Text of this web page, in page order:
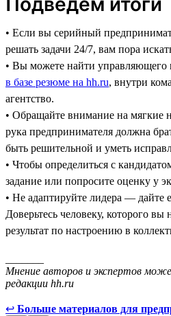
• Если вы серийный
решать задачи 24/7, вам пора
• Вы можете найти управляющего
в базе резюме на hh.ru, внутри
агентство.
• Обращайте внимание на мягкие
рука предпринимателя должна
быть решительной и уметь
• Чтобы определиться с
задание или попросите оценку у
• Не адаптируйте лидера — дайте
Доверьтесь человеку, которого
результат по настроению в
Мнение авторов и экспертов
редакции hh.ru
↩ Больше материалов для